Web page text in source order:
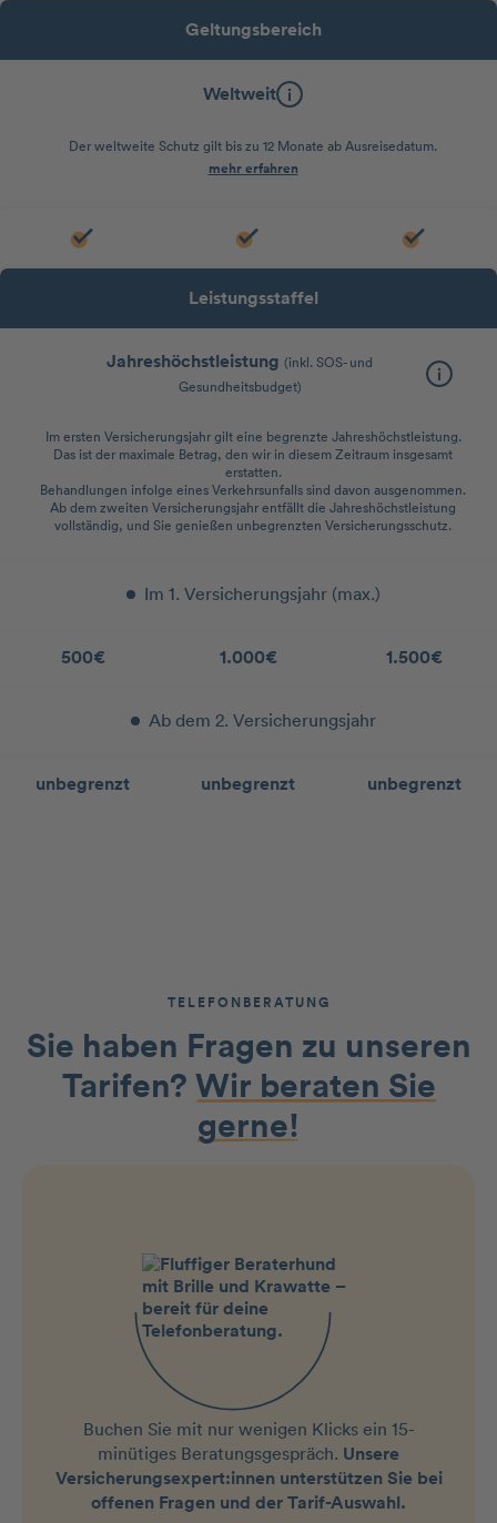
Geltungsbereich
Weltweit
Der weltweite Schutz gilt bis zu 12 Monate ab Ausreisedatum.
mehr erfahren
Leistungsstaffel
Jahreshöchstleistung (inkl. SOS- und
Gesundheitsbudget)
Im ersten Versicherungsjahr gilt eine begrenzte Jahreshöchstleistung.
Das ist der maximale Betrag, den wir in diesem Zeitraum insgesamt
erstatten.
Behandlungen infolge eines Verkehrsunfalls sind davon ausgenommen.
Ab dem zweiten Versicherungsjahr entfällt die Jahreshöchstleistung
vollständig, und Sie genießen unbegrenzten Versicherungsschutz.
Im 1. Versicherungsjahr (max.)
500€ 1.000€ 1.500€
Ab dem 2. Versicherungsjahr
unbegrenzt unbegrenzt unbegrenzt
TELEFONBERATUNG
Sie haben Fragen zu unseren
Tarifen? Wir beraten Sie
gerne!
Buchen Sie mit nur wenigen Klicks ein 15-
minütiges Beratungsgespräch. Unsere
Versicherungsexpert:innen unterstützen Sie bei
offenen Fragen und der Tarif-Auswahl.